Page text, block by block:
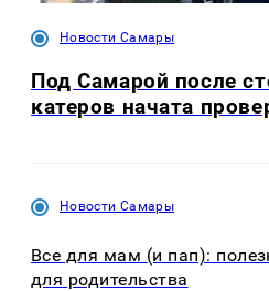
Новости Самары
Под Самарой после
катеров начата
Новости Самары
Все для мам (и пап):
для родительства